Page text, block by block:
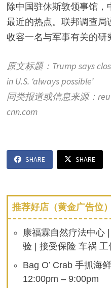
除中国驻休斯敦领事馆
最近的热点。联邦调查
收容一名与军事有关的
原文标题：Trump says
in U.S. ‘always possible’
同类报道或信息来源：
cnn.com
SHARE SHARE
推荐好店（黄金广告位）
康福霖自然疗法中心
验 | 接受保险 车祸 工
Bag O’ Crab 手抓海
12:00pm – 9:00pm